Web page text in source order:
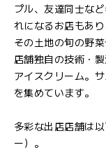
プル、友達同士な
れになるお店もあり
その土地の旬の野
店舗独自の技術・
アイスクリーム。
を集めています。
多彩な出店店舗は
ー）。